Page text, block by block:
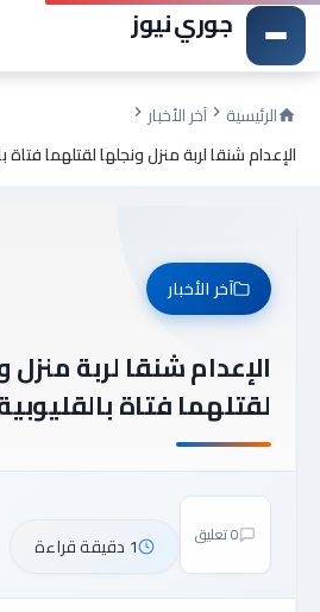
جوري نيوز
الرئيسية
آخر الأخبار
الإعدام شنقا لربة منزل ونجلها لقتلهما فتاة
آخر الأخبار
الإعدام شنقا لربة منزل
لقتلهما فتاة
0 تعليق 1 دقيقة قراءة